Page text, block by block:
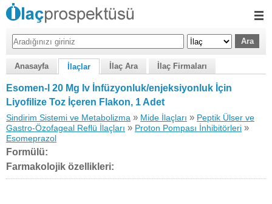
Anasayfa İlaçlar İlaç Ara İlaç Firmaları
Esomen-l 20 Mg Iv İnfüzyonluk/enjeksiyonluk İçin
Liyofilize Toz İçeren Flakon, 1 Adet
Sindirim Sistemi ve Metabolizma » Mide İlaçları » Peptik Ülser ve
Gastro-Özofageal Reflü İlaçları » Proton Pompası İnhibitörleri »
Esomeprazol
Formülü:
Farmakolojik özellikleri: